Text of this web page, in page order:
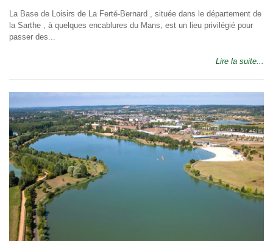
La Base de Loisirs de La Ferté-Bernard , située dans le département de
la Sarthe , à quelques encablures du Mans, est un lieu privilégié pour
passer des...
Lire la suite...